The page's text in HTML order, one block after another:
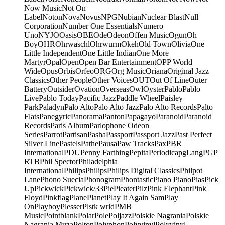
Now MusicNot On
LabelNotonNovaNovusNPGNubianNuclear BlastNull
CorporationNumber One EssentialsNumero
UnoNYJOOasisOBEOdeOdeonOffen MusicOgunOh
BoyOHROhrwaschlOhrwurmOkehOld TownOliviaOne
Little IndependentOne Little IndianOne More
MartyrOpalOpenOpen Bar EntertainmentOPP World
WideOpusOrbisOrfeoORGOrg MusicOrianaOriginal Jazz
ClassicsOther PeopleOther VoicesOUTOut Of LineOuter
BatteryOutsiderOvationOverseasOwlOysterPabloPablo
LivePablo TodayPacific JazzPaddle WheelPaisley
ParkPaladynPalo AltoPalo Alto JazzPalo Alto RecordsPalto
FlatsPanegyricPanoramaPantonPapagayoParanoidParanoid
RecordsParis AlbumParlophone Odeon
SeriesParrotPartisanPashaPassportPassport JazzPast Perfect
Silver LinePastelsPathePausaPaw TracksPaxPBR
InternationalPDUPenny FarthingPepitaPeriodicapgLangPGP
RTBPhil SpectorPhiladelphia
InternationalPhilipsPhilipsPhilips Digital ClassicsPhilpot
LanePhono SueciaPhonogramPhontasticPiano PianoPiasPick
UpPickwickPickwick/33PiePieaterPilzPink ElephantPink
FloydPinkflagPlanePlanetPlay It Again SamPlay
OnPlayboyPlesserPlstk wrldPMB
MusicPointblankPolarPolePoljazzPolskie NagraniaPolskie